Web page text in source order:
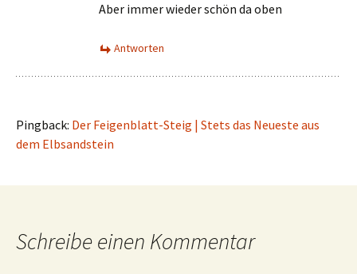
Aber immer wieder schön da oben
Antworten
Pingback: Der Feigenblatt-Steig | Stets das Neueste aus
dem Elbsandstein
Schreibe einen Kommentar